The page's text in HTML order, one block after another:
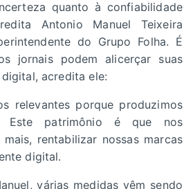
quanto à confiabilidade
Antonio Manuel Teixeira
do Grupo Folha. É
jornais podem alicerçar suas
acredita ele:
relevantes porque produzimos
Este patrimônio é que nos
rentabilizar nossas marcas
digital.
várias medidas vêm sendo